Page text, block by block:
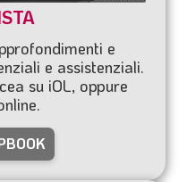
e
e assistenziali.
su iOL, oppure